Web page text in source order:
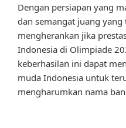
Dengan persiapan yang
dan semangat juang
mengherankan jika
Indonesia di Olimpiade
keberhasilan ini dapat
muda Indonesia untuk
mengharumkan nama